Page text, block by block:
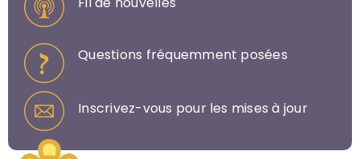
Questions fréquemment posées
Inscrivez-vous pour les mises à jour